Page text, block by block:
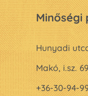
Minőségi
Hunyadi
Makó, i.sz.
+36-30-94-